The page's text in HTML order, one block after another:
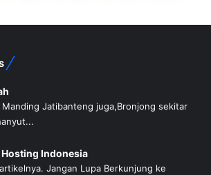
Manding Jatibanteng juga,Bronjong sekitar
Indonesia
Jangan Lupa Berkunjung ke